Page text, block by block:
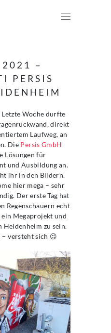
–
PERSIS
Woche durfte
direkt
Laufweg, an
Die Persis GmbH
Lösungen für
und Ausbildung an.
ihr in den Bildern.
hier mega – sehr
Der erste Tag hat
Regenschauern echt
Megaprojekt und
Heidenheim zu sein.
versteht sich 😉